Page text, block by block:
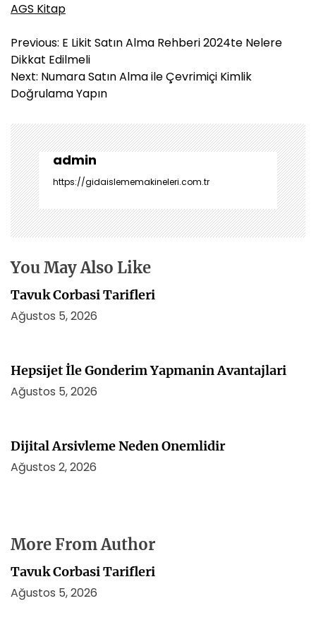
AGS Kitap
Y
a
z
ı
e
z
i
n
m
e
s
Previous: E Likit Satın Alma Rehberi 2024te Nelere
Dikkat Edilmeli
Next: Numara Satın Alma ile Çevrimiçi Kimlik
Doğrulama Yapın
admin
https://gidaislememakineleri.com.tr
You May Also Like
Tavuk Corbasi Tarifleri
Ağustos 5, 2026
Hepsijet İle Gonderim Yapmanin Avantajlari
Ağustos 5, 2026
Dijital Arsivleme Neden Onemlidir
Ağustos 2, 2026
More From Author
Tavuk Corbasi Tarifleri
Ağustos 5, 2026